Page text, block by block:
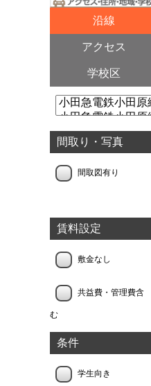
沿線
アクセス
学校区
間取り・写真
間取図有り
賃料設定
敷金なし
共益費・管理費含
む
条件
学生向き